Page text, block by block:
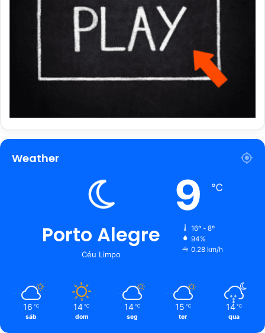
Weather
Porto Alegre
Céu Limpo
9 ℃
16º - 8º
94%
0.28 km/h
16 ℃
sáb
14 ℃
dom
14 ℃
seg
15 ℃
ter
14 ℃
qua